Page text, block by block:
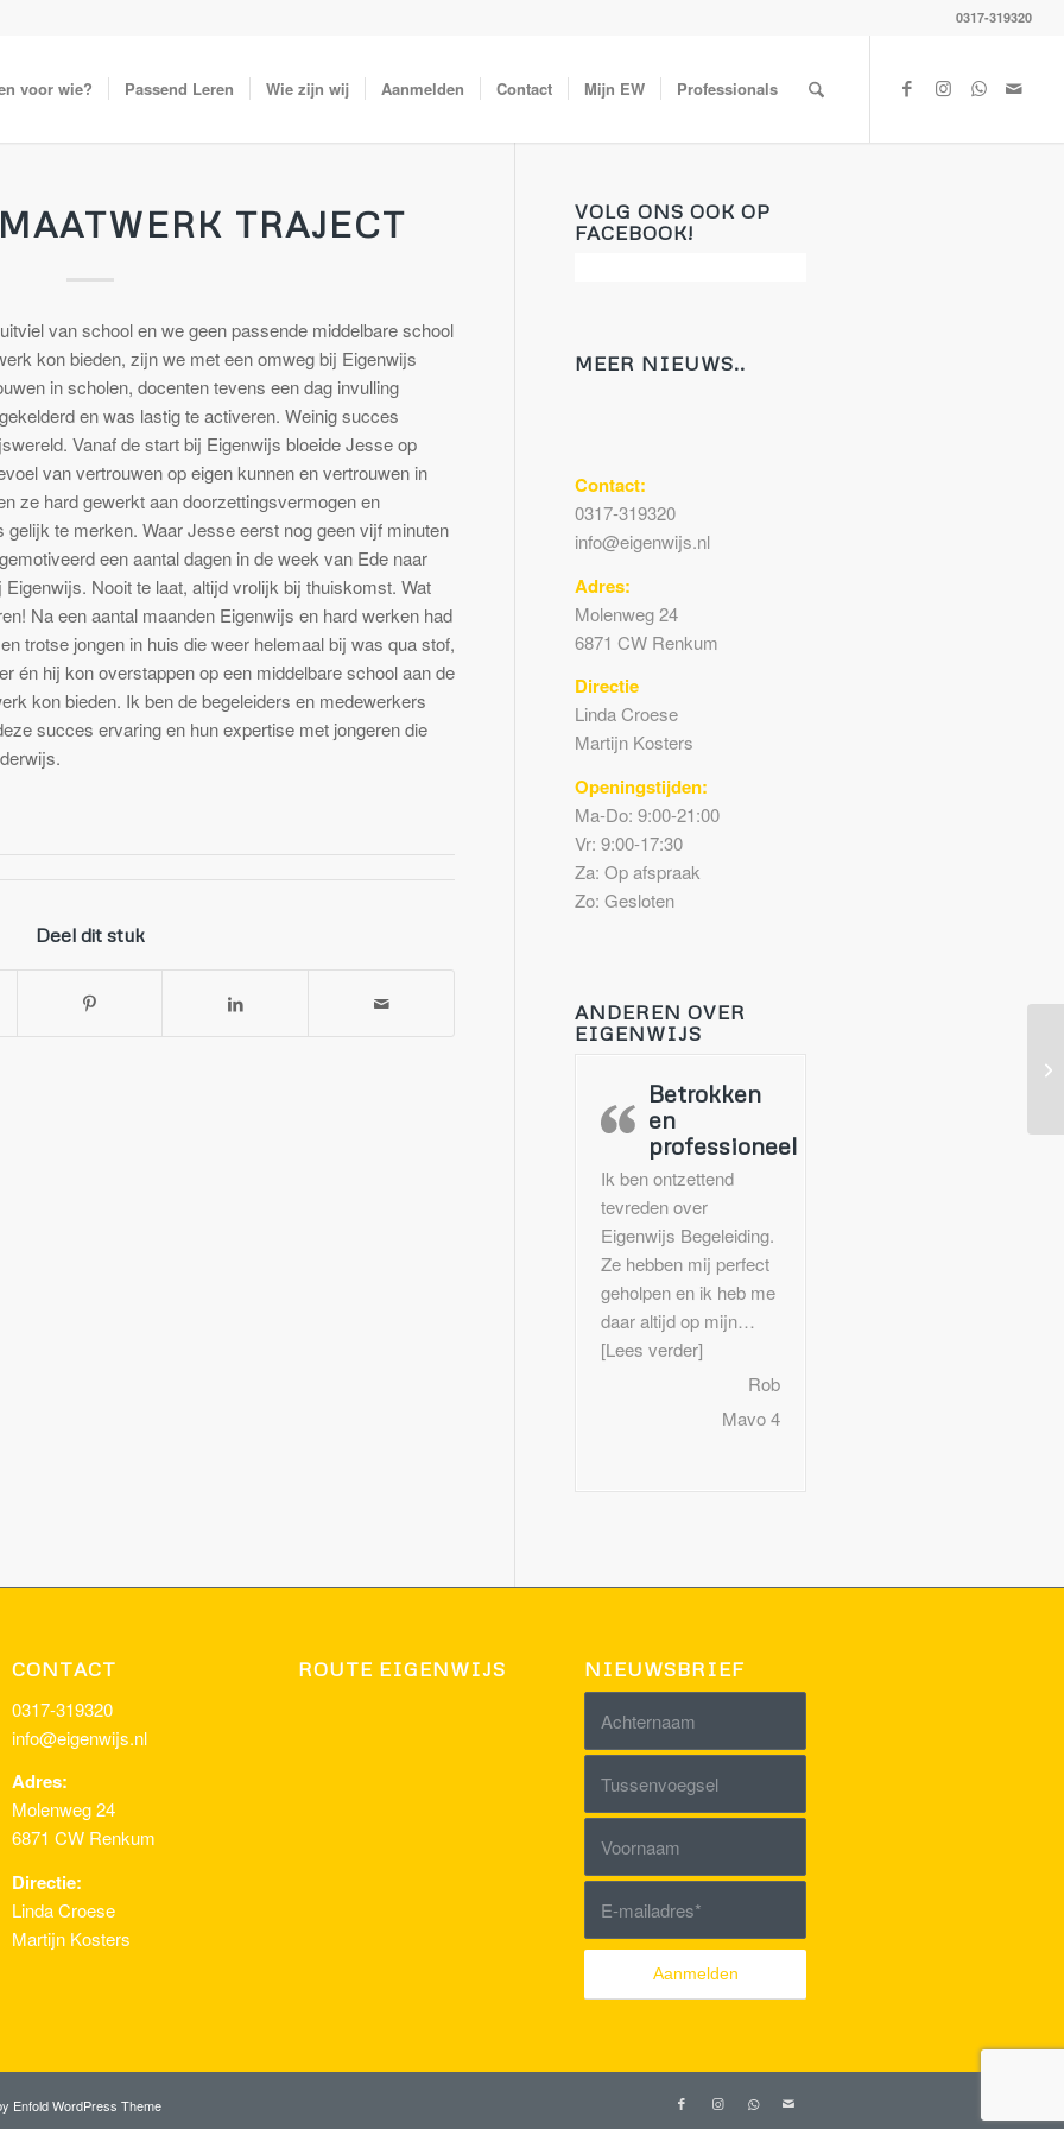
0317-319320
voor wie? Passend Leren Wie zijn wij Aanmelden Contact Mijn EW Professionals
TRAJECT
van school en we geen passende middelbare school
kon bieden, zijn we met een omweg bij Eigenwijs
in scholen, docenten tevens een dag invulling
en was lastig te activeren. Weinig succes
Vanaf de start bij Eigenwijs bloeide Jesse op
van vertrouwen op eigen kunnen en vertrouwen in
ze hard gewerkt aan doorzettingsvermogen en
te merken. Waar Jesse eerst nog geen vijf minuten
een aantal dagen in de week van Ede naar
Eigenwijs. Nooit te laat, altijd vrolijk bij thuiskomst. Wat
Na een aantal maanden Eigenwijs en hard werken had
trotse jongen in huis die weer helemaal bij was qua stof,
én hij kon overstappen op een middelbare school aan de
kon bieden. Ik ben de begeleiders en medewerkers
succes ervaring en hun expertise met jongeren die
Deel dit stuk
VOLG ONS OOK OP
FACEBOOK!
MEER NIEUWS..
Contact:
0317-319320
info@eigenwijs.nl
Adres:
Molenweg 24
6871 CW Renkum
Directie
Linda Croese
Martijn Kosters
Openingstijden:
Ma-Do: 9:00-21:00
Vr: 9:00-17:30
Za: Op afspraak
Zo: Gesloten
ANDEREN OVER
EIGENWIJS
Betrokken
en
professioneel
Ik ben ontzettend
tevreden over
Eigenwijs Begeleiding.
Ze hebben mij perfect
geholpen en ik heb me
daar altijd op mijn…
[Lees verder]
Rob
Mavo 4
CONTACT
0317-319320
info@eigenwijs.nl
Adres:
Molenweg 24
6871 CW Renkum
Directie:
Linda Croese
Martijn Kosters
ROUTE EIGENWIJS NIEUWSBRIEF
Enfold WordPress Theme
Ik